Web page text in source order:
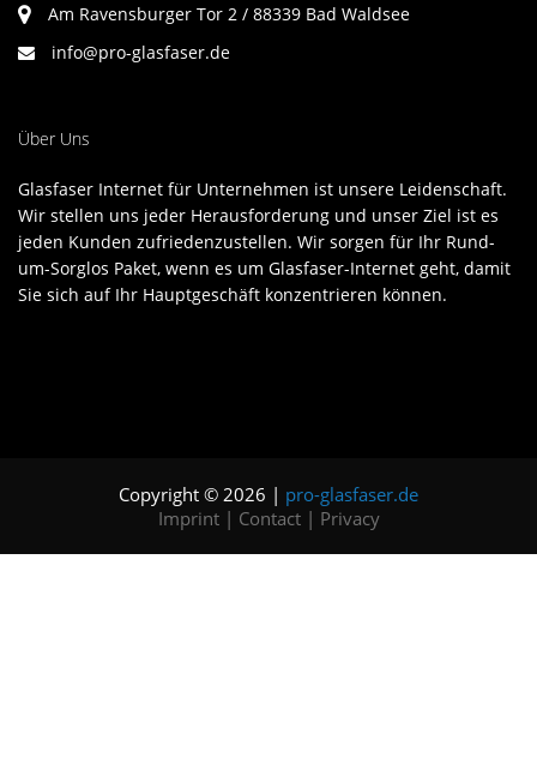
Am Ravensburger Tor 2 / 88339 Bad Waldsee
info@pro-glasfaser.de
Über Uns
Glasfaser Internet für Unternehmen ist unsere Leidenschaft.
Wir stellen uns jeder Herausforderung und unser Ziel ist es
jeden Kunden zufriedenzustellen. Wir sorgen für Ihr Rund-
um-Sorglos Paket, wenn es um Glasfaser-Internet geht, damit
Sie sich auf Ihr Hauptgeschäft konzentrieren können.
Copyright © 2026 | pro-glasfaser.de
Imprint| Contact| Privacy